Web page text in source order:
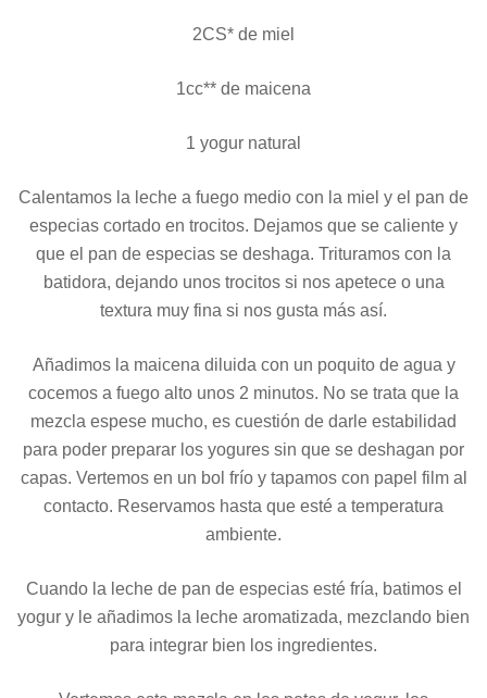
2CS* de miel
1cc** de maicena
1 yogur natural
Calentamos la leche a fuego medio con la miel y el pan de
especias cortado en trocitos. Dejamos que se caliente y
que el pan de especias se deshaga. Trituramos con la
batidora, dejando unos trocitos si nos apetece o una
textura muy fina si nos gusta más así.
Añadimos la maicena diluida con un poquito de agua y
cocemos a fuego alto unos 2 minutos. No se trata que la
mezcla espese mucho, es cuestión de darle estabilidad
para poder preparar los yogures sin que se deshagan por
capas. Vertemos en un bol frío y tapamos con papel film al
contacto. Reservamos hasta que esté a temperatura
ambiente.
Cuando la leche de pan de especias esté fría, batimos el
yogur y le añadimos la leche aromatizada, mezclando bien
para integrar bien los ingredientes.